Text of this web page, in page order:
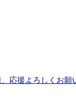
応援よろしくお願